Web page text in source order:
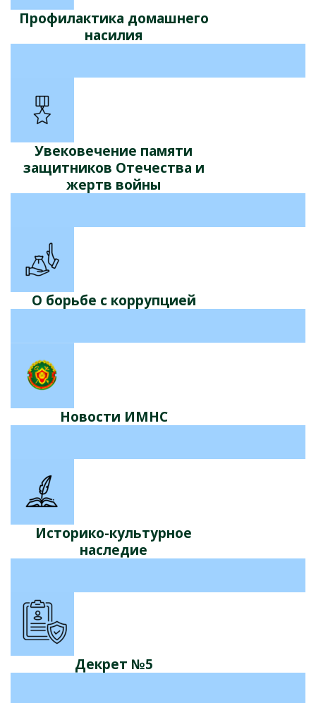
Профилактика домашнего
насилия
Увековечение памяти
защитников Отечества и
жертв войны
О борьбе с коррупцией
Новости ИМНС
Историко-культурное
наследие
Декрет №5